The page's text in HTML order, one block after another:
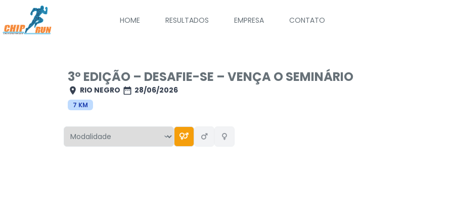
conteúdo
HOME RESULTADOS EMPRESA CONTATO
3º EDIÇÃO – DESAFIE-SE – VENÇA O SEMINÁRIO
RIO NEGRO 28/06/2026
7 KM